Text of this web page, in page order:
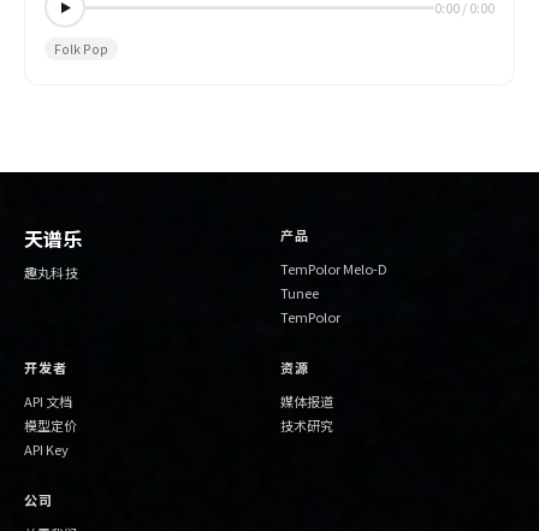
0:00 / 0:00
Folk Pop
天谱乐
趣丸科技
产品
TemPolor Melo-D
Tunee
TemPolor
开发者
API 文档
模型定价
API Key
资源
媒体报道
技术研究
公司